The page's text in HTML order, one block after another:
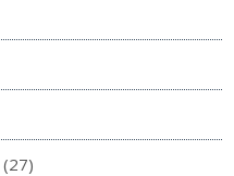
(27)